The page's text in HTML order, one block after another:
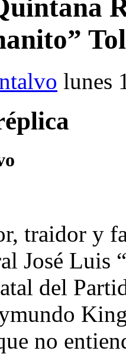
lunes
traidor y
José Luis
del
no